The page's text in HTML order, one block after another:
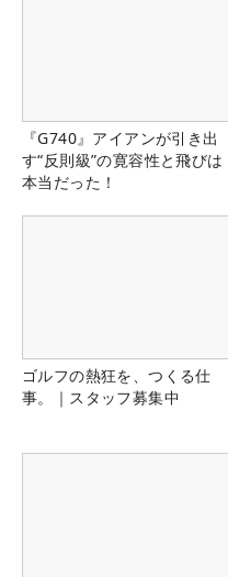
『G740』アイアンが引き出
す“反則級”の寛容性と飛びは
本当だった！
ゴルフの熱狂を、つくる仕
事。｜スタッフ募集中